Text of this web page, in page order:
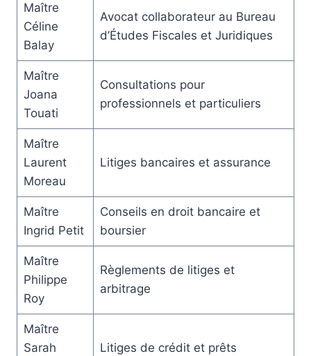
Maître
Céline
Balay
Avocat collaborateur au Bureau
d’Études Fiscales et Juridiques
Maître
Joana
Touati
Consultations pour
professionnels et particuliers
Maître
Laurent
Moreau
Litiges bancaires et assurance
Maître
Ingrid Petit
Conseils en droit bancaire et
boursier
Maître
Philippe
Roy
Règlements de litiges et
arbitrage
Maître
Sarah
Litiges de crédit et prêts